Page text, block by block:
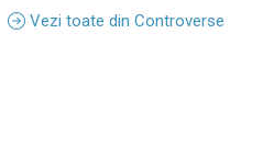
Vezi toate din Controverse